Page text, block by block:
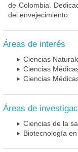
de Colombia.
del envejecimiento.
Áreas de interés
Ciencias
Ciencias
Ciencias
Áreas de
Ciencias de la
Biotecnología